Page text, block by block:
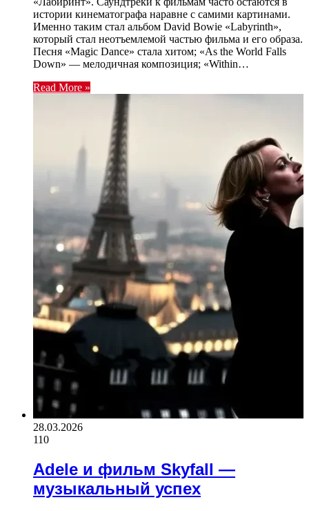
истории кинематографа наравне с самими картинами.
Именно таким стал альбом David Bowie «Labyrinth»,
который стал неотъемлемой частью фильма и его образа.
Песня «Magic Dance» стала хитом; «As the World Falls
Down» — мелодичная композиция; «Within…
Read More »
28.03.2026
110
Adele и фильм Skyfall —
музыкальный успех